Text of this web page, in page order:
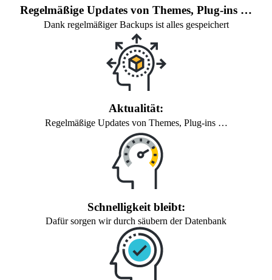
Regelmäßige Updates von Themes, Plug-ins …
Dank regelmäßiger Backups ist alles gespeichert
Aktualität:
Regelmäßige Updates von Themes, Plug-ins …
Schnelligkeit bleibt:
Dafür sorgen wir durch säubern der Datenbank